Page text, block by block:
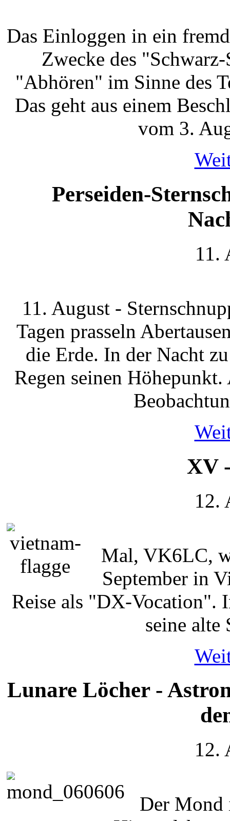
Das Einloggen in ein
Zwecke des
"Abhören" im Sinne des
Das geht aus einem
vom 3.
Perseiden-
11.
11. August -
Tagen prasseln
die Erde. In der Nacht
Regen seinen
XV
12.
Mal, VK6LC,
September in
Reise als "DX-Vocation".
seine
Lunare Löcher -
12.
Der Mond